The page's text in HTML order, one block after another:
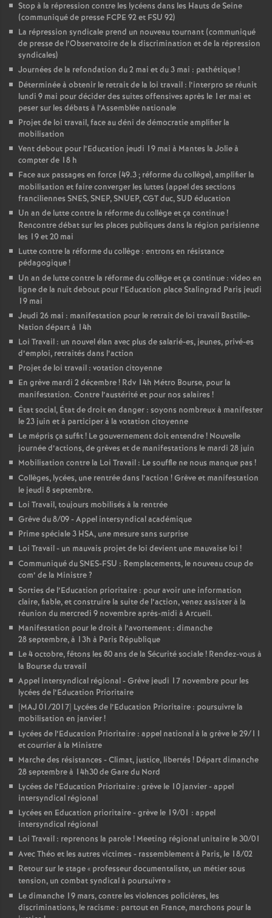
Stop à la répression contre les lycéens dans les Hauts de Seine
(communiqué de presse FCPE 92 et FSU 92)
La répression syndicale prend un nouveau tournant (communiqué
de presse de l’Observatoire de la discrimination et de la répression
syndicales)
Journées de la refondation du 2 mai et du 3 mai : pathétique!
Déterminée à obtenir le retrait de la loi travail : l’interpro se réunit
lundi 9 mai pour décider des suites offensives après le 1er mai et
peser sur les débats à l’Assemblée nationale
Projet de loi travail, face au déni de démocratie amplifier la
mobilisation
Vent debout pour l’Education jeudi 19 mai à Mantes la Jolie à
compter de 18 h
Face aux passages en force (49.3; réforme du collège), amplifier la
mobilisation et faire converger les luttes (appel des sections
franciliennes SNES, SNEP, SNUEP, CGT duc, SUD éducation
Un an de lutte contre la réforme du collège et ça continue!
Rencontre débat sur les places publiques dans la région parisienne
les 19 et 20 mai
Lutte contre la réforme du collège : entrons en résistance
pédagogique!
Un an de lutte contre la réforme du collège et ça continue : video en
ligne de la nuit debout pour l’Education place Stalingrad Paris jeudi
19 mai
Jeudi 26 mai : manifestation pour le retrait de loi travail Bastille-
Nation départ à 14h
Loi Travail : un nouvel élan avec plus de salarié-es, jeunes, privé-es
d’emploi, retraités dans l’action
Projet de loi travail : votation citoyenne
En grève mardi 2 décembre! Rdv 14h Métro Bourse, pour la
manifestation. Contre l’austérité et pour nos salaires !
État social, État de droit en danger : soyons nombreux à manifester
le 23 juin et à participer à la votation citoyenne
Le mépris ça suffit! Le gouvernement doit entendre! Nouvelle
journée d’actions, de grèves et de manifestations le mardi 28 juin
Mobilisation contre la Loi Travail : Le souffle ne nous manque pas !
Collèges, lycées, une rentrée dans l’action ! Grève et manifestation
le jeudi 8 septembre.
Loi Travail, toujours mobilisés à la rentrée
Grève du 8/09 - Appel intersyndical académique
Prime spéciale 3 HSA, une mesure sans surprise
Loi Travail - un mauvais projet de loi devient une mauvaise loi !
Communiqué du SNES-FSU : Remplacements, le nouveau coup de
com’ de la Ministre?
Sorties de l’Education prioritaire : pour avoir une information
claire, fiable, et construire la suite de l’action, venez assister à la
réunion du mercredi 9 novembre après-midi à Arcueil.
Manifestation pour le droit à l’avortement : dimanche
28 septembre, à 13h à Paris République
Le 4 octobre, fêtons les 80 ans de la Sécurité sociale! Rendez-vous à
la Bourse du travail
Appel intersyndical régional - Grève jeudi 17 novembre pour les
lycées de l’Education Prioritaire
[MAJ 01/2017] Lycées de l’Education Prioritaire : poursuivre la
mobilisation en janvier!
Lycées de l’Education Prioritaire : appel national à la grève le 29/11
et courrier à la Ministre
Marche des résistances - Climat, justice, libertés ! Départ dimanche
28 septembre à 14h30 de Gare du Nord
Lycées de l’Education Prioritaire : grève le 10 janvier - appel
intersyndical régional
Lycées en Education prioritaire - grève le 19/01 : appel
intersyndical régional
Loi Travail : reprenons la parole! Meeting régional unitaire le 30/01
Avec Théo et les autres victimes - rassemblement à Paris, le 18/02
Retour sur le stage « professeur documentaliste, un métier sous
tension, un combat syndical à poursuivre»
Le dimanche 19 mars, contre les violences policières, les
discriminations, le racisme : partout en France, marchons pour la